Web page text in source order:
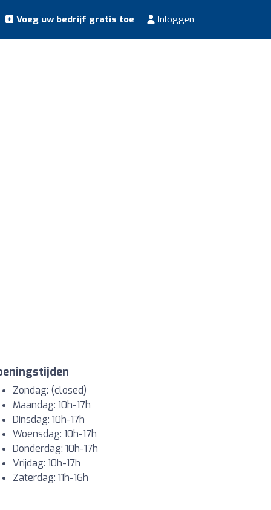
Voeg uw bedrijf gratis toe Inloggen
Zondag: (closed)
Maandag: 10h-17h
Dinsdag: 10h-17h
Woensdag: 10h-17h
Donderdag: 10h-17h
Vrijdag: 10h-17h
Zaterdag: 11h-16h